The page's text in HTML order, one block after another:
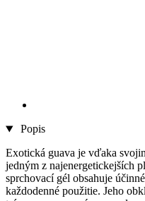
Popis
Exotická guava je vďaka
jedným z najenergetickejších
sprchovací gél obsahuje
každodenné použitie. Jeho